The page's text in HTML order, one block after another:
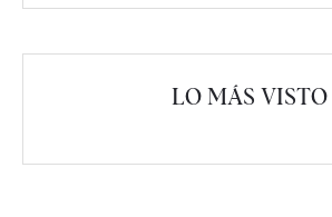
LO MÁS VISTO